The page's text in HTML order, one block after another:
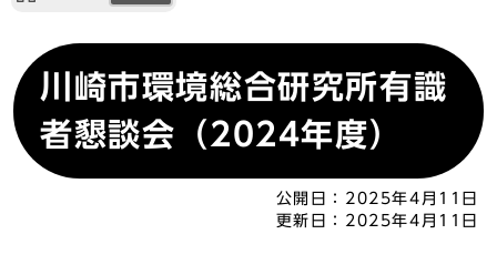
川崎市環境総合研究所有識
者懇談会（2024年度）
公開日： 2025年4月11日
更新日： 2025年4月11日